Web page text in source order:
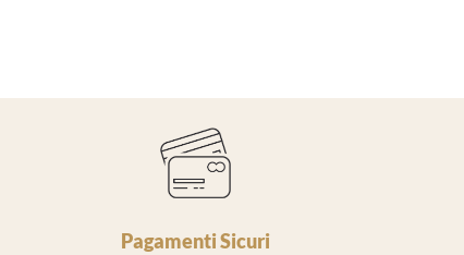
Pagamenti Sicuri